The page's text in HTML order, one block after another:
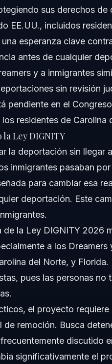
qué influye en el precio
FL y a nivel nacional
nacional (solo general, varían
un abogado ahora
Law Firm
del abogado
DIGNITY?
para las protecciones de la Ley
deportado sin ver a un juez bajo la
la Ley DIGNITY?
mantenerse informados sobre la
sus derechos
EE.UU., incluidos
esperanza clave
antes de cualquier
y a inmigrantes
sin revisión
pendiente en el Congreso
residentes de Carolina
Ley DIGNITY
la deportación sin llegar
inmigrantes pasaban
para cambiar esa
deportación. Este
de la Ley DIGNITY 2026
a los
del Norte, y
pues las personas
el proyecto
de remoción. Busca
discutido
significativamente el